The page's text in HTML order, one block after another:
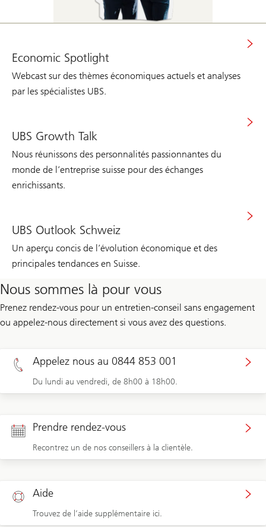
Economic Spotlight
Webcast sur des thèmes économiques actuels et analyses
par les spécialistes UBS.
UBS Growth Talk
Nous réunissons des personnalités passionnantes du
monde de l’entreprise suisse pour des échanges
enrichissants.
UBS Outlook Schweiz
Un aperçu concis de l’évolution économique et des
principales tendances en Suisse.
Nous sommes là pour vous
Prenez rendez-vous pour un entretien-conseil sans engagement
ou appelez-nous directement si vous avez des questions.
Appelez nous au 0844 853 001
Du lundi au vendredi, de 8h00 à 18h00.
Prendre rendez-vous
Recontrez un de nos conseillers à la clientèle.
Aide
Trouvez de l’aide supplémentaire ici.